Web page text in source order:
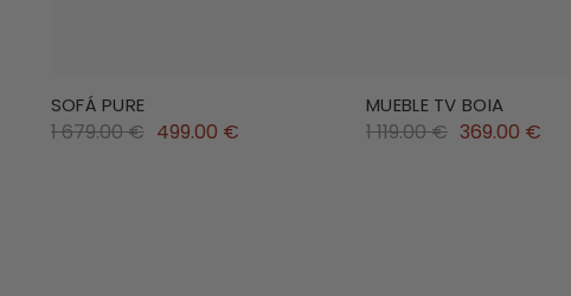
SOFÁ PURE
1 679.00 € 499.00 €
MUEBLE TV BOIA
1 119.00 € 369.00 €